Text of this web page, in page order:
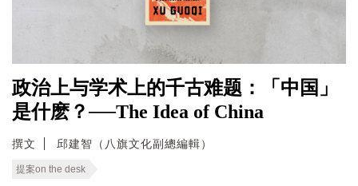
政治上与学术上的千古难题：「中国」
是什麽？──The Idea of China
撰文 邱建智（八旗文化副總編輯）
提案on the desk